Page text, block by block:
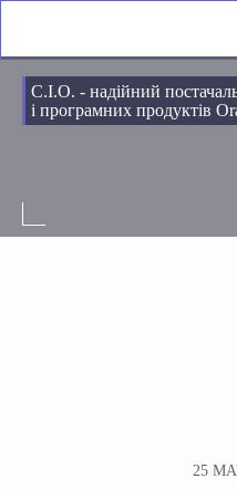
С.І.О. - надійний
і програмних продуктів
25